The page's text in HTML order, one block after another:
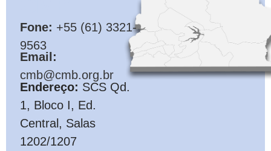
Fone: +55 (61) 3321-
9563
Email:
cmb@cmb.org.br
Endereço: SCS Qd.
1, Bloco I, Ed.
Central, Salas
1202/1207